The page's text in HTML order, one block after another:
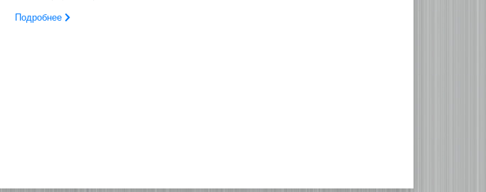
Подробнее